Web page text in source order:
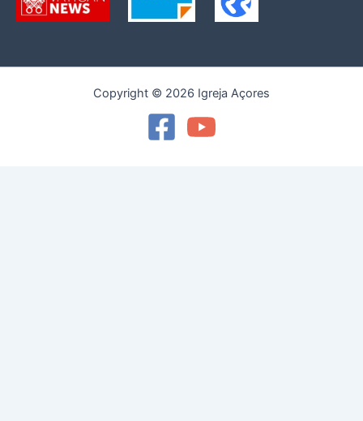
Copyright © 2026 Igreja Açores